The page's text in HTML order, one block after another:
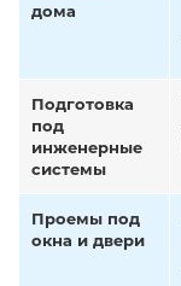
дома
Подготовка
под
инженерные
системы
Проемы под
окна и двери